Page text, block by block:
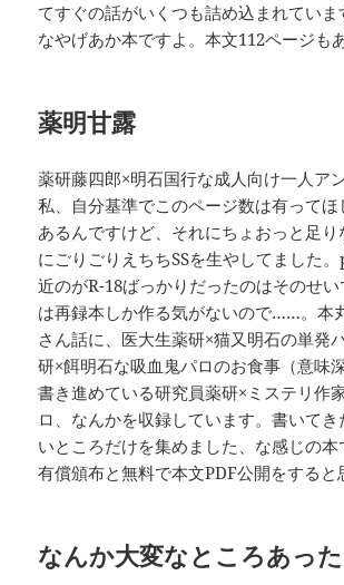
てすぐの話がいくつも詰め込まれてい
なやげあか本ですよ。本文112ページも
薬明甘露
薬研藤四郎×明石国行な成人向け一人ア
私、自分基準でこのページ数は有って
あるんですけど、それにちょおっと足
にごりごりえちちSSを生やしてました
近のがR-18ばっかりだったのはそのせ
は再録本しか作る気がないので……。本
さん話に、医大生薬研×猫又明石の単発
研×餌明石な吸血鬼パロのお食事（意味
書き進めている研究員薬研×ミステリ作
ロ、なんかを収録しています。書いて
いところだけを集めました、な感じの本
有償頒布と無料で本文PDF公開をすると
なんか大変なところあった